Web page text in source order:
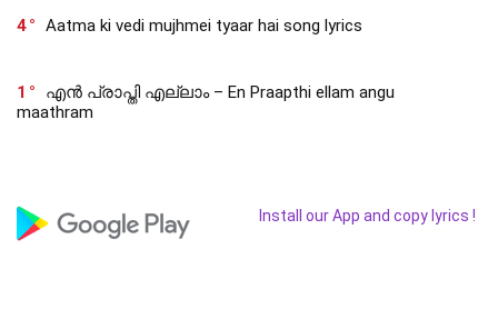
4 Aatma ki vedi mujhmei tyaar hai song lyrics
1
എൻ പ്രാപ്തി എല്ലാം – En Praapthi ellam angu
maathram
Install our App and copy lyrics !